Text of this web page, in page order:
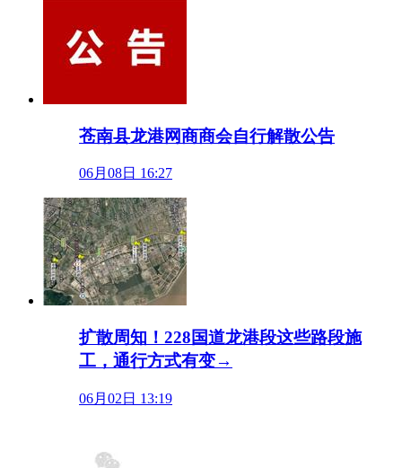
苍南县龙港网商商会自行解散公告
06月08日 16:27
扩散周知！228国道龙港段这些路段施
工，通行方式有变→
06月02日 13:19